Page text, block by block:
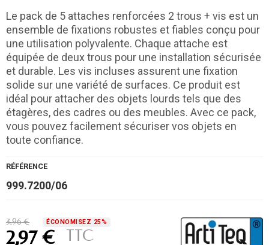
Le pack de 5 attaches renforcées 2 trous + vis est un
ensemble de fixations robustes et fiables conçu pour
une utilisation polyvalente. Chaque attache est
équipée de deux trous pour une installation sécurisée
et durable. Les vis incluses assurent une fixation
solide sur une variété de surfaces. Ce produit est
idéal pour attacher des objets lourds tels que des
étagères, des cadres ou des meubles. Avec ce pack,
vous pouvez facilement sécuriser vos objets en
toute confiance.
RÉFÉRENCE
999.7200/06
3,96 € ÉCONOMISEZ 25%
2,97 € TTC